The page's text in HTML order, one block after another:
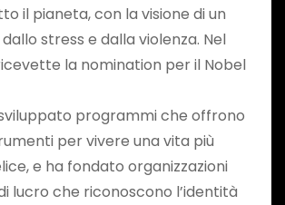
il pianeta, con la visione di un
stress e dalla violenza. Nel
la nomination per il Nobel
programmi che offrono
per vivere una vita più
e ha fondato organizzazioni
lucro che riconoscono l’identità